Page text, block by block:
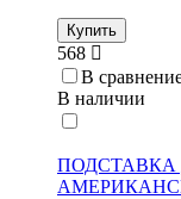
Купить
568
В
В наличии
ПОДСТАВКА